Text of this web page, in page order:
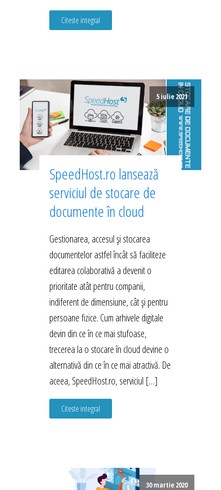
Citeste integral
5 iulie 2021
SpeedHost.ro lansează
serviciul de stocare de
documente în cloud
Gestionarea, accesul și stocarea
documentelor astfel încât să faciliteze
editarea colaborativă a devenit o
prioritate atât pentru companii,
indiferent de dimensiune, cât și pentru
persoane fizice. Cum arhivele digitale
devin din ce în ce mai stufoase,
trecerea la o stocare în cloud devine o
alternativă din ce în ce mai atractivă. De
aceea, SpeedHost.ro, serviciul […]
Citeste integral
30 martie 2020